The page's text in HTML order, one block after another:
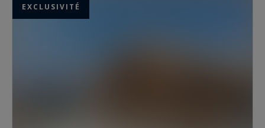
EXCLUSIVITÉ